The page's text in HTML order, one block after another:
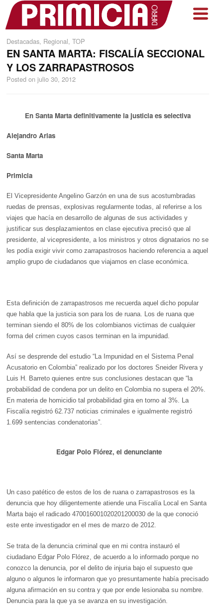
Destacadas, Regional, TOP
EN SANTA MARTA: FISCALÍA SECCIONAL
Y LOS ZARRAPASTROSOS
Posted on julio 30, 2012
En Santa Marta definitivamente la justicia es selectiva
Alejandro Arias
Santa Marta
Primicia
El Vicepresidente Angelino Garzón en una de sus acostumbradas
ruedas de prensas, explosivas regularmente todas, al referirse a los
viajes que hacía en desarrollo de algunas de sus actividades y
justificar sus desplazamientos en clase ejecutiva precisó que al
presidente, al vicepresidente, a los ministros y otros dignatarios no se
les podía exigir vivir como zarrapastrosos haciendo referencia a aquel
amplio grupo de ciudadanos que viajamos en clase económica.
Esta definición de zarrapastrosos me recuerda aquel dicho popular
que habla que la justicia son para los de ruana. Los de ruana que
terminan siendo el 80% de los colombianos victimas de cualquier
forma del crimen cuyos casos terminan en la impunidad.
Así se desprende del estudio “La Impunidad en el Sistema Penal
Acusatorio en Colombia” realizado por los doctores Sneider Rivera y
Luis H. Barreto quienes entre sus conclusiones destacan que “la
probabilidad de condena por un delito en Colombia no supera el 20%.
En materia de homicidio tal probabilidad gira en torno al 3%. La
Fiscalía registró 62.737 noticias criminales e igualmente registró
1.699 sentencias condenatorias”.
Edgar Polo Flórez, el denunciante
Un caso patético de estos de los de ruana o zarrapastrosos es la
denuncia que hoy diligentemente atiende una Fiscalía Local en Santa
Marta bajo el radicado 470016001020201200030 de la que conoció
este ente investigador en el mes de marzo de 2012.
Se trata de la denuncia criminal que en mi contra instauró el
ciudadano Edgar Polo Flórez, de acuerdo a lo informado porque no
conozco la denuncia, por el delito de injuria bajo el supuesto que
alguno o algunos le informaron que yo presuntamente había precisado
alguna afirmación en su contra y que por ende lesionaba su nombre.
Denuncia para la que ya se avanza en su investigación.